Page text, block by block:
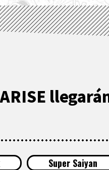
Super Saiyan